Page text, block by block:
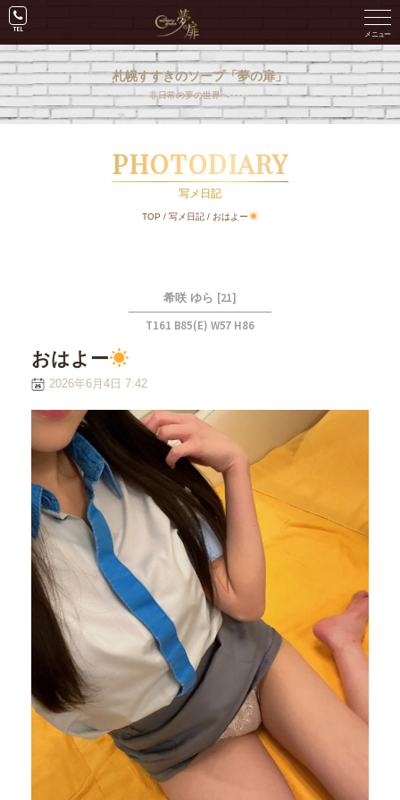
札幌すすきのソープ「夢の扉」
非日常の夢の世界へ･･･。
PHOTODIARY
写メ日記
TOP / 写メ日記/ おはよー
希咲 ゆら [21]
T161 B85(E) W57 H86
おはよー
2026年6月4日 7:42